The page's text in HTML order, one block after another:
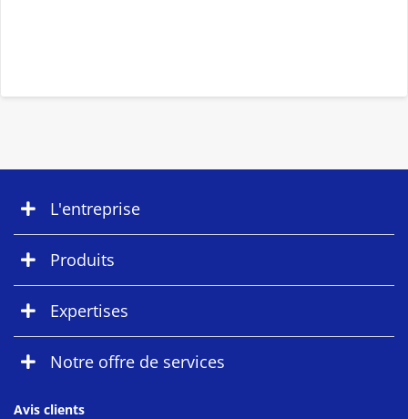
L'entreprise
Produits
Expertises
Notre offre de services
Avis clients